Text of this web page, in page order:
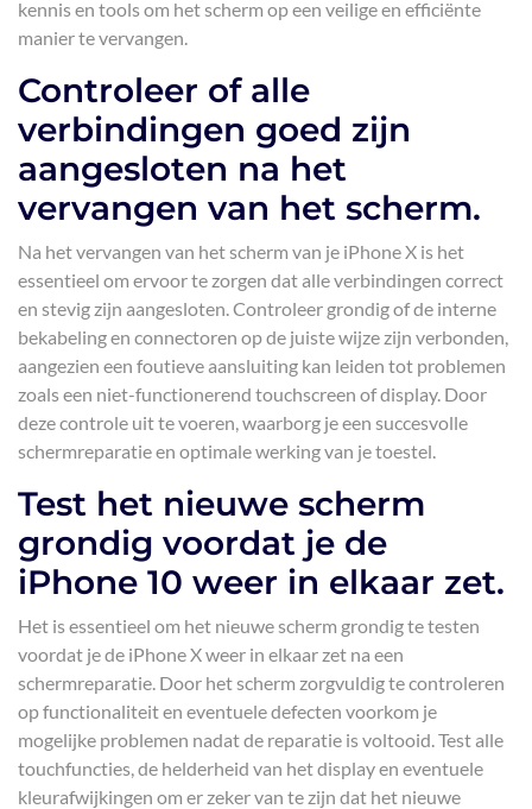
kennis en tools om het scherm op een veilige en efficiënte
manier te vervangen.
Controleer of alle
verbindingen goed zijn
aangesloten na het
vervangen van het scherm.
Na het vervangen van het scherm van je iPhone X is het
essentieel om ervoor te zorgen dat alle verbindingen correct
en stevig zijn aangesloten. Controleer grondig of de interne
bekabeling en connectoren op de juiste wijze zijn verbonden,
aangezien een foutieve aansluiting kan leiden tot problemen
zoals een niet-functionerend touchscreen of display. Door
deze controle uit te voeren, waarborg je een succesvolle
schermreparatie en optimale werking van je toestel.
Test het nieuwe scherm
grondig voordat je de
iPhone 10 weer in elkaar zet.
Het is essentieel om het nieuwe scherm grondig te testen
voordat je de iPhone X weer in elkaar zet na een
schermreparatie. Door het scherm zorgvuldig te controleren
op functionaliteit en eventuele defecten voorkom je
mogelijke problemen nadat de reparatie is voltooid. Test alle
touchfuncties, de helderheid van het display en eventuele
kleurafwijkingen om er zeker van te zijn dat het nieuwe